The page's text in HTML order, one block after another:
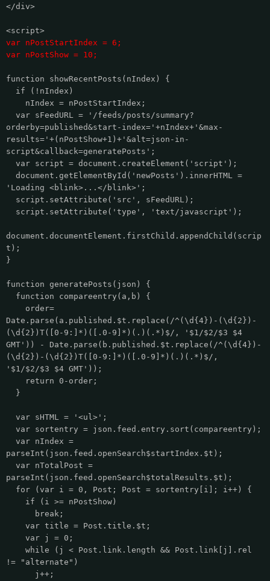
</div>
<script>
var nPostStartIndex = 6;
var nPostShow = 10;
function showRecentPosts(nIndex) {
if (!nIndex)
nIndex = nPostStartIndex;
var sFeedURL = '/feeds/posts/summary?
orderby=published&start-index='+nIndex+'&max-
results='+(nPostShow+1)+'&alt=json-in-
script&callback=generatePosts';
var script = document.createElement('script');
document.getElementById('newPosts').innerHTML =
'Loading <blink>...</blink>';
script.setAttribute('src', sFeedURL);
script.setAttribute('type', 'text/javascript');
document.documentElement.firstChild.appendChild(scrip
t);
}
function generatePosts(json) {
function compareentry(a,b) {
order=
Date.parse(a.published.$t.replace(/^(\d{4})-(\d{2})-
(\d{2})T([0-9:]*)([.0-9]*)(.)(.*)$/, '$1/$2/$3 $4
GMT')) - Date.parse(b.published.$t.replace(/^(\d{4})-
(\d{2})-(\d{2})T([0-9:]*)([.0-9]*)(.)(.*)$/,
'$1/$2/$3 $4 GMT'));
return 0-order;
}
var sHTML = '<ul>';
var sortentry = json.feed.entry.sort(compareentry);
var nIndex =
parseInt(json.feed.openSearch$startIndex.$t);
var nTotalPost =
parseInt(json.feed.openSearch$totalResults.$t);
for (var i = 0, Post; Post = sortentry[i]; i++) {
if (i >= nPostShow)
break;
var title = Post.title.$t;
var j = 0;
while (j < Post.link.length && Post.link[j].rel
!= "alternate")
j++;